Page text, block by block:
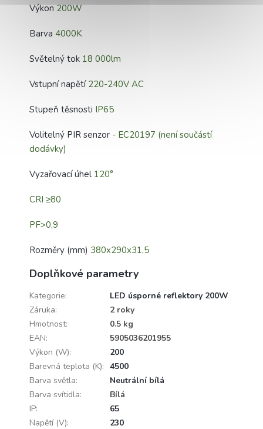
Výkon200W
Barva 4000K
Světelný tok 18 000lm
Vstupní napětí 220-240V AC
Stupeň těsnosti IP65
Volitelný PIR senzor - EC20197 (není součástí
dodávky)
Vyzařovací úhel 120°
CRI ≥80
PF>0,9
Rozměry (mm) 380x290x31,5
Doplňkové parametry
Kategorie:
LED úsporné reflektory 200W
Záruka:
2 roky
Hmotnost:
0.5 kg
EAN:
5905036201955
Výkon (W):
200
Barevná teplota (K): 4500
Barva světla:
Neutrální bílá
Barva svítidla:
Bílá
IP:
65
Napětí (V):
230